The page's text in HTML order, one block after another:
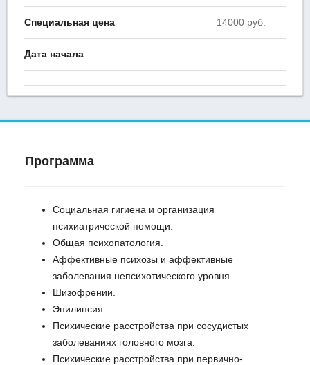
Специальная цена 14000 руб.
Дата начала
Программа
Социальная гигиена и организация
психиатрической помощи.
Общая психопатология.
Аффективные психозы и аффективные
заболевания непсихотического уровня.
Шизофрении.
Эпилипсия.
Психические расстройства при сосудистых
заболеваниях головного мозга.
Психические расстройства при первично-